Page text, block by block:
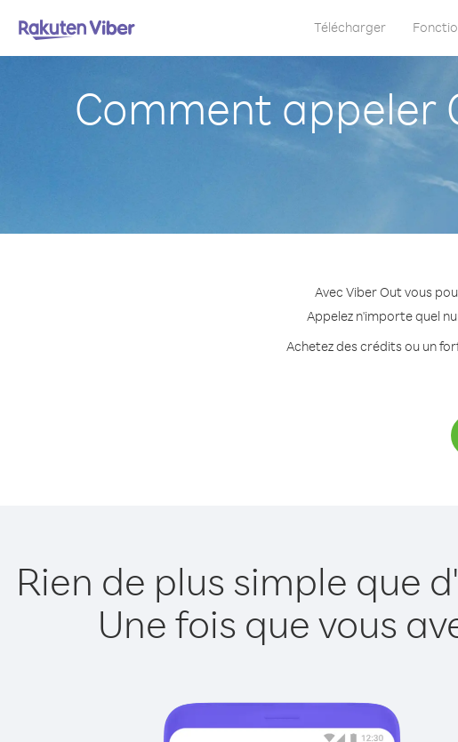
Télécharger
Comment appeler
Avec Viber Out vous
Appelez n'importe quel
Achetez des crédits ou un
Rien de plus simple que
Une fois que vous